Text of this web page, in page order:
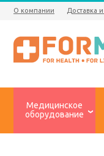
О компании Доставка
Медицинское
оборудование